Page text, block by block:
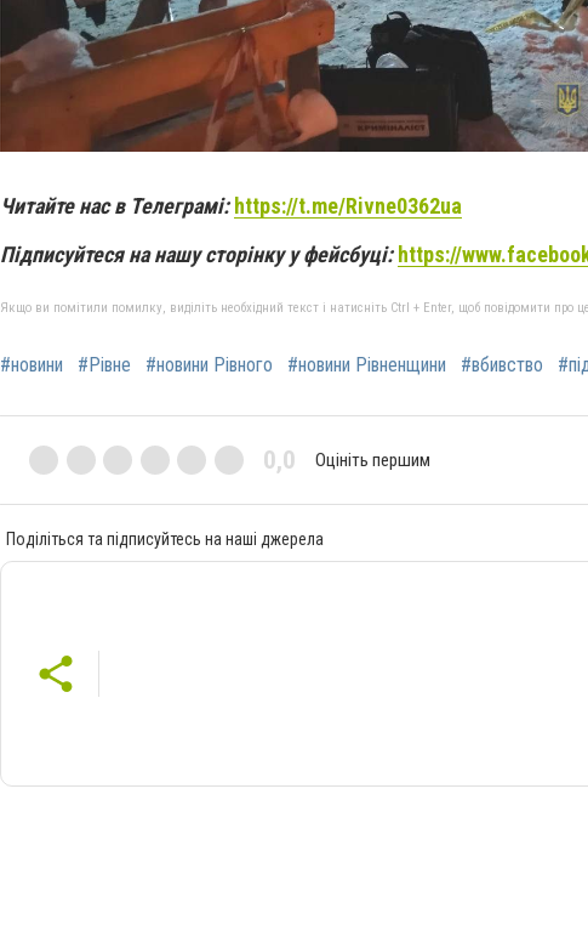
Читайте нас в Телеграмі:https://t.me/Rivne0362ua
Підписуйтеся на нашу сторінку у фейсбуці: https://
Якщо ви помітили помилку, виділіть необхідний текст і натисніть Ctrl + Enter, щоб повідомити про
#новини #Рівне #новини Рівного #новини Рівненщини #вбивство
0,0 Оцініть першим
Поділіться та підписуйтесь на наші джерела